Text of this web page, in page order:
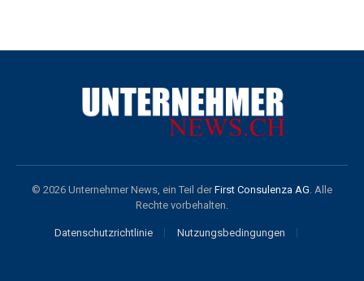
© 2026 Unternehmer News, ein Teil derFirst Consulenza AG. Alle
Rechte vorbehalten.
Datenschutzrichtlinie Nutzungsbedingungen